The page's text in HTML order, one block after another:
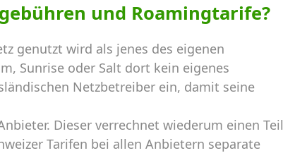
und Roamingtarife?
genutzt wird als jenes des eigenen
Sunrise oder Salt dort kein eigenes
Netzbetreiber ein, damit seine
Dieser verrechnet wiederum einen Teil
Tarifen bei allen Anbietern separate